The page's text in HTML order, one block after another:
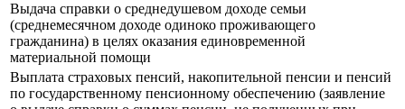
Выдача справки о среднедушевом доходе семьи
(среднемесячном доходе одиноко проживающего
гражданина) в целях оказания единовременной
материальной помощи
Выплата страховых пенсий, накопительной пенсии и пенсий
по государственному пенсионному обеспечению (заявление